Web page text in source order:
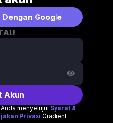
Google
Akun
menyetujui Syarat &
Privasi Gradient